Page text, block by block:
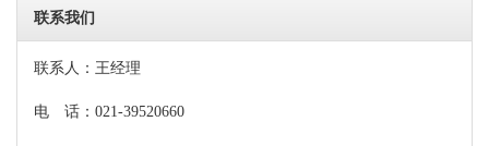
联系我们
联系人：王经理
电 话：021-39520660